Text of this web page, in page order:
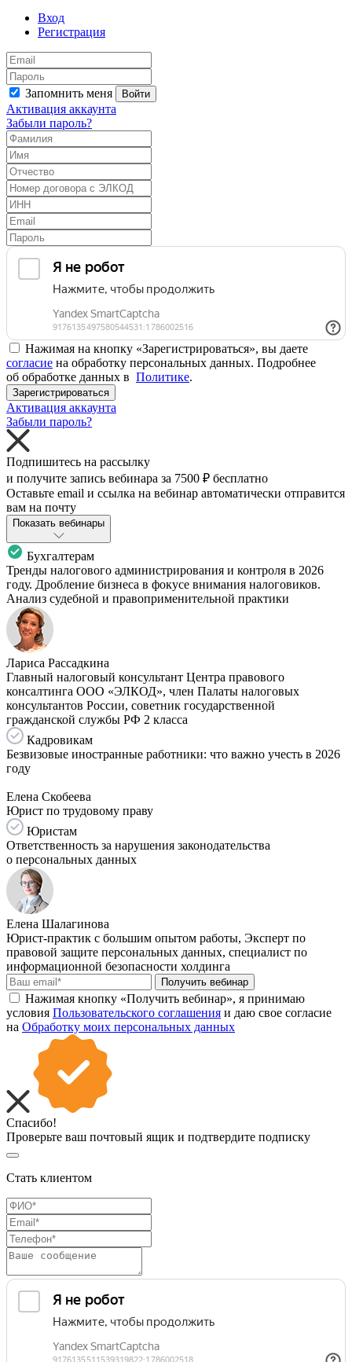
Вход
Регистрация
Запомнить меня Войти
Активация аккаунта
Забыли пароль?
Нажимая на кнопку «Зарегистрироваться», вы даете
согласие на обработку персональных данных. Подробнее
об обработке данных в Политике.
Зарегистрироваться
Активация аккаунта
Забыли пароль?
Подпишитесь на рассылку
и получите запись вебинара за 7500 ₽ бесплатно
Оставьте email и ссылка на вебинар автоматически отправится
вам на почту
Показать вебинары
Бухгалтерам
Тренды налогового администрирования и контроля в 2026
году. Дробление бизнеса в фокусе внимания налоговиков.
Анализ судебной и правоприменительной практики
Лариса Рассадкина
Главный налоговый консультант Центра правового
консалтинга ООО «ЭЛКОД», член Палаты налоговых
консультантов России, советник государственной
гражданской службы РФ 2 класса
Кадровикам
Безвизовые иностранные работники: что важно учесть в 2026
году
Елена Скобеева
Юрист по трудовому праву
Юристам
Ответственность за нарушения законодательства
о персональных данных
Елена Шалагинова
Юрист-практик с большим опытом работы, Эксперт по
правовой защите персональных данных, специалист по
информационной безопасности холдинга
Получить вебинар
Нажимая кнопку «Получить вебинар», я принимаю
условия Пользовательского соглашения и даю свое согласие
на Обработку моих персональных данных
Спасибо!
Проверьте ваш почтовый ящик и подтвердите подписку
Стать клиентом